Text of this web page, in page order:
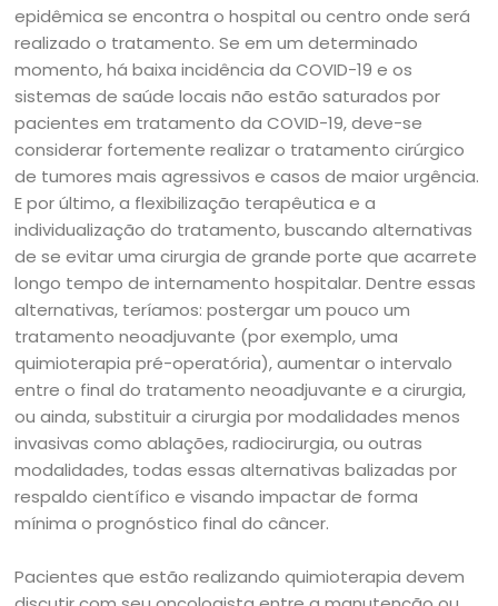
epidêmica se encontra o hospital ou centro onde será
realizado o tratamento. Se em um determinado
momento, há baixa incidência da COVID-19 e os
sistemas de saúde locais não estão saturados por
pacientes em tratamento da COVID-19, deve-se
considerar fortemente realizar o tratamento cirúrgico
de tumores mais agressivos e casos de maior urgência.
E por último, a flexibilização terapêutica e a
individualização do tratamento, buscando alternativas
de se evitar uma cirurgia de grande porte que acarrete
longo tempo de internamento hospitalar. Dentre essas
alternativas, teríamos: postergar um pouco um
tratamento neoadjuvante (por exemplo, uma
quimioterapia pré-operatória), aumentar o intervalo
entre o final do tratamento neoadjuvante e a cirurgia,
ou ainda, substituir a cirurgia por modalidades menos
invasivas como ablações, radiocirurgia, ou outras
modalidades, todas essas alternativas balizadas por
respaldo científico e visando impactar de forma
mínima o prognóstico final do câncer.
Pacientes que estão realizando quimioterapia devem